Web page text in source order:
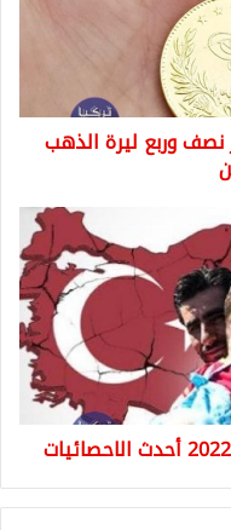
وربع ليرة الذهب